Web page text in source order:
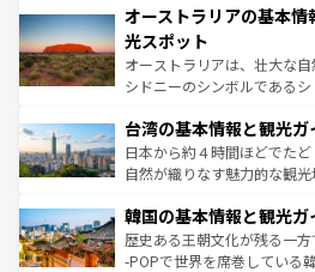
文化が魅力。旅行者はアメ
しみながら、その多様性と豊
るだろう。車でのロードトリ
ならではの贅沢な旅のスタイルだ。 なお、新
情報は コンテンツ一覧 を参
ワイ島は見逃せない。また
島だが、静かな自然を求める
おすすめ。エメラルドグリー
文化や歴史が息づいている
人々、おいしいローカルフ
ク、伝統的なフラダンスな
っている。訪れるたびに新し
はコンテンツ一覧を参照し
オーストラリアの基本
光スポット
オーストラリアは、壮大な自
シドニーのシンボルである
リアリーフや大陸中央部に
ク）、タスマニアの美しい
ど、見どころがたくさん。
いる。アクティビティも充
ビング、ハイキングなど、
い。オーストラリアの多彩
台湾の基本情報と観光
日本から約４時間ほどでた
自然が織りなす魅力的な観
ン）、静ひつな山岳地帯で
と山間の静けさが共存して
驚きをもたらしてくれる。
韓国の基本情報と観光
歴史ある王朝文化が残る一
-POPで世界を席巻している